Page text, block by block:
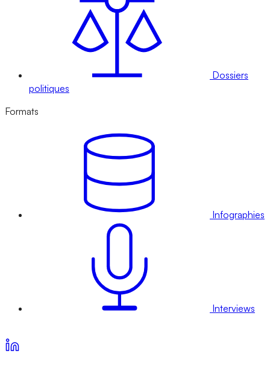
Dossiers
politiques
Formats
Infographies
Interviews